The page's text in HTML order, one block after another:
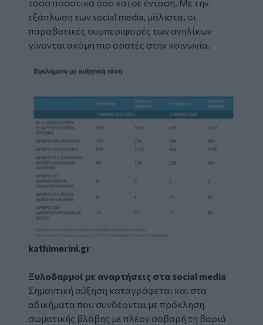
τόσο ποσοτικά όσο και σε ένταση. Με την
εξάπλωση των social media, μάλιστα, οι
παραβατικές συμπεριφορές των ανηλίκων
γίνονται ακόμη πιο ορατές στην κοινωνία.
Image
kathimerini.gr
Ξυλοδαρμοί με αναρτήσεις στα social media
Σημαντική αύξηση καταγράφεται και στα
αδικήματα που συνδέονται με πρόκληση
σωματικής βλάβης με πλέον σοβαρή τη βαριά